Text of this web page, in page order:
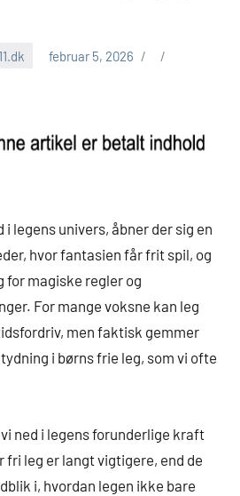
februar 5, 2026
i legens univers, åbner der sig en
hvor fantasien får frit spil, og
for magiske regler og
For mange voksne kan leg
men faktisk gemmer
i børns frie leg, som vi ofte
ned i legens forunderlige kraft
fri leg er langt vigtigere, end de
i, hvordan legen ikke bare